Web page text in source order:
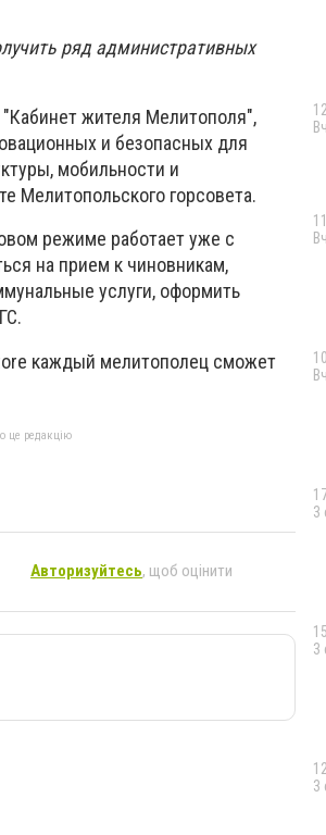
ряд административных
жителя Мелитополя",
и безопасных для
мобильности и
Мелитопольского горсовета.
режиме работает уже с
на прием к чиновникам,
услуги, оформить
каждый мелитополец сможет
це редакцію
Авторизуйтесь, щоб оцінити
3
3
3